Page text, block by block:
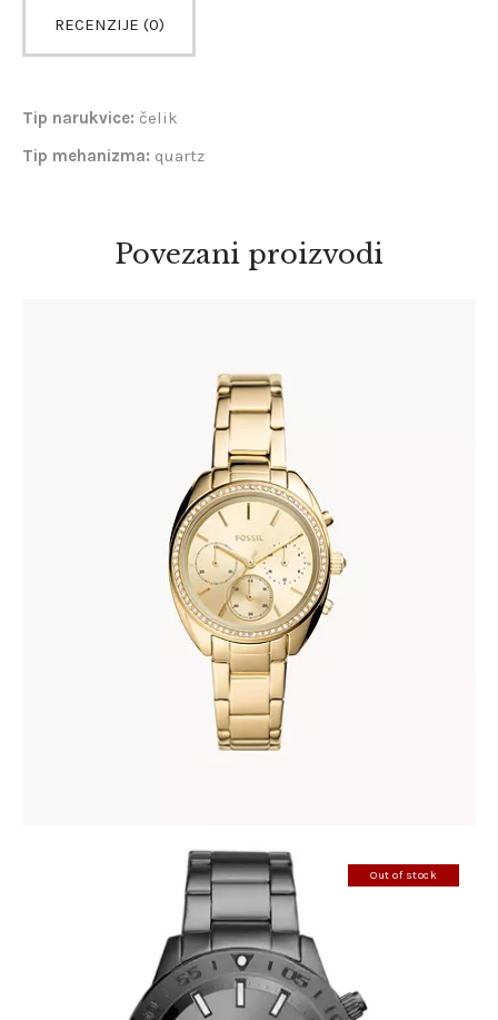
RECENZIJE (0)
Tip narukvice: čelik
Tip mehanizma: quartz
Povezani proizvodi
FOSSIL BQ3658
335.00 KM
Out of stock